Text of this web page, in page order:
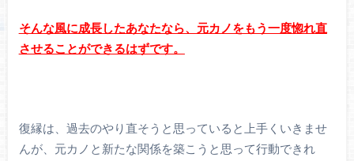
そんな風に成長したあなたなら、元カノをもう一度惚れ直
させることができるはずです。
復縁は、過去のやり直そうと思っていると上手くいきませ
んが、元カノと新たな関係を築こうと思って行動できれ